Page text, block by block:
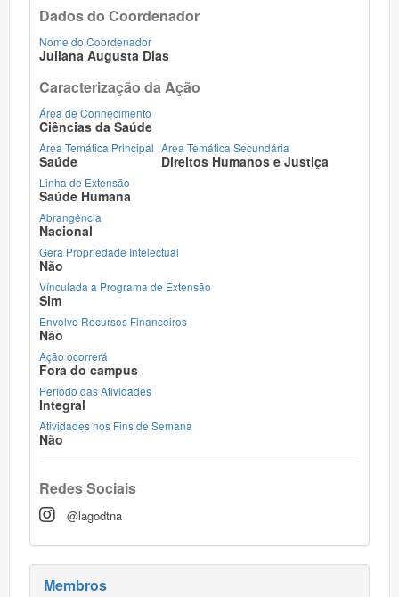
Dados do Coordenador
Nome do Coordenador
Juliana Augusta Dias
Caracterização da Ação
Área de Conhecimento
Ciências da Saúde
Área Temática Principal
Saúde
Área Temática Secundária
Direitos Humanos e Justiça
Linha de Extensão
Saúde Humana
Abrangência
Nacional
Gera Propriedade Intelectual
Não
Vínculada a Programa de Extensão
Sim
Envolve Recursos Financeiros
Não
Ação ocorrerá
Fora do campus
Período das Atividades
Integral
Atividades nos Fins de Semana
Não
Redes Sociais
@lagodtna
Membros